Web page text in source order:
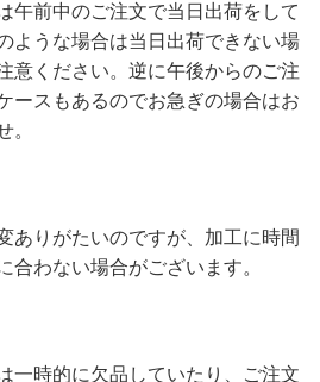
午前中のご注文で当日出荷をして
ような場合は当日出荷できない場
意ください。逆に午後からのご注
ースもあるのでお急ぎの場合はお
。
ありがたいのですが、加工に時間
合わない場合がございます。
一時的に欠品していたり、ご注文